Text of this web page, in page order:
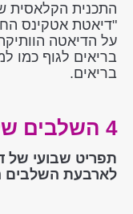
התכנית הקלאסית
"דיאטת אטקינס
על הדיאטה
בריאים לגוף כמו
בריאים.
4 השלבים של דיאטת אטקינס
תפריט שבועי
לארבעת השלבים